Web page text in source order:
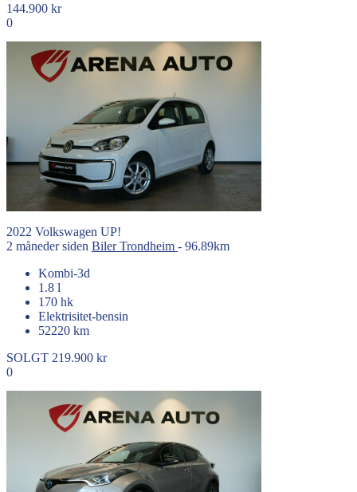
144.900 kr
0
2022 Volkswagen UP!
2 måneder siden BilerTrondheim - 96.89km
Kombi-3d
1.8 l
170 hk
Elektrisitet-bensin
52220 km
SOLGT 219.900 kr
0